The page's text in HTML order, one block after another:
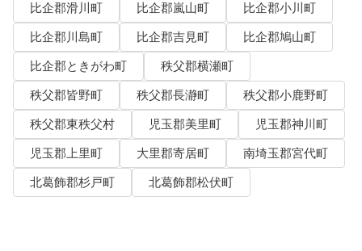
比企郡滑川町
比企郡嵐山町
比企郡小川町
比企郡川島町
比企郡吉見町
比企郡鳩山町
比企郡ときがわ町
秩父郡横瀬町
秩父郡皆野町
秩父郡長瀞町
秩父郡小鹿野町
秩父郡東秩父村
児玉郡美里町
児玉郡神川町
児玉郡上里町
大里郡寄居町
南埼玉郡宮代町
北葛飾郡杉戸町
北葛飾郡松伏町